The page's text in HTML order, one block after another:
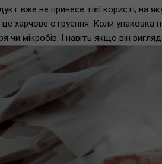
вже не принесе тієї користі, на
харчове отруєння. Коли
чи мікробів. І навіть якщо він